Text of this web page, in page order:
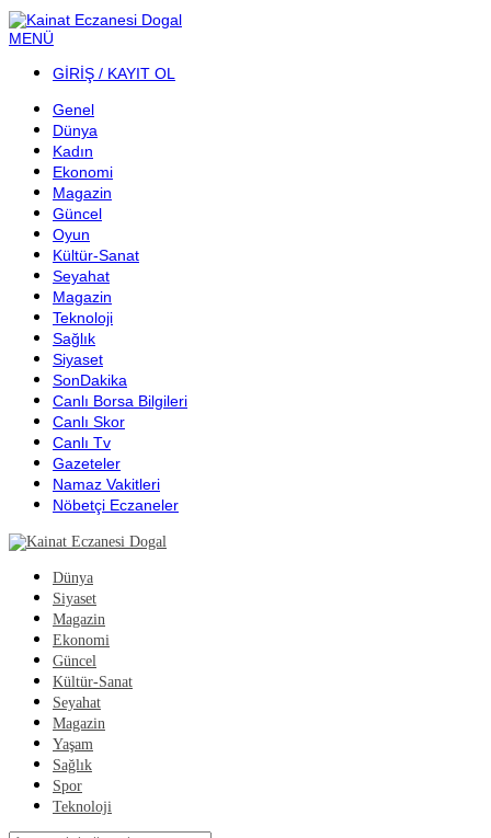
MENÜ
GİRİŞ / KAYIT OL
Genel
Dünya
Kadın
Ekonomi
Magazin
Güncel
Oyun
Kültür-Sanat
Seyahat
Magazin
Teknoloji
Sağlık
Siyaset
SonDakika
Canlı Borsa Bilgileri
Canlı Skor
Canlı Tv
Gazeteler
Namaz Vakitleri
Nöbetçi Eczaneler
Dünya
Siyaset
Magazin
Ekonomi
Güncel
Kültür-Sanat
Seyahat
Magazin
Yaşam
Sağlık
Spor
Teknoloji